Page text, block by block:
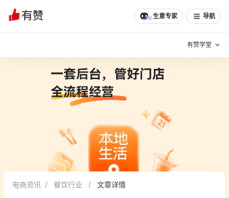
生意专家 导航
有赞学堂
增长方法
有赞专家说
新零售最佳实践
面对面聊增长
电商资讯 餐饮行业 文章详情